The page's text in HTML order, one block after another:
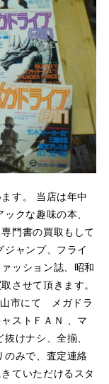
す。 当店は年中
クな趣味の本、
門書の買取もして
ャンプ、フライ
ッション誌、昭和
させて頂きます。
山市にて メガドラ
ストＦＡＮ 、マ
けナシ、全揃、
のみで、査定連絡
ていただけるスタ